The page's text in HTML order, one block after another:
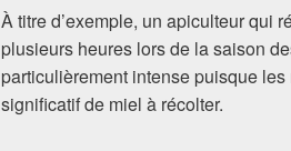
À titre d’exemple, un apiculteur qui
plusieurs heures lors de la saison
particulièrement intense puisque
significatif de miel à récolter.